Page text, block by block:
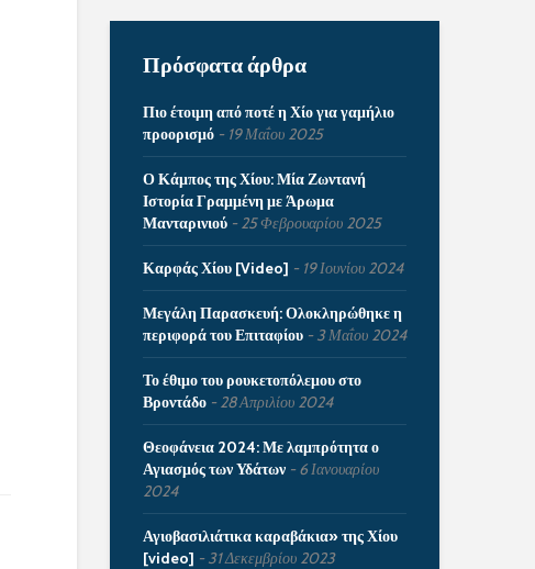
Πρόσφατα άρθρα
Πιο έτοιμη από ποτέ η Χίο για γαμήλιο
προορισμό
19 Μαΐου 2025
Ο Κάμπος της Χίου: Μία Ζωντανή
Ιστορία Γραμμένη με Άρωμα
Μανταρινιού
25 Φεβρουαρίου 2025
Καρφάς Χίου [Video] 19 Ιουνίου 2024
Μεγάλη Παρασκευή: Ολοκληρώθηκε η
περιφορά του Επιταφίου
3 Μαΐου 2024
Το έθιμο του ρουκετοπόλεμου στο
Βροντάδο
28 Απριλίου 2024
Θεοφάνεια 2024: Με λαμπρότητα ο
Αγιασμός των Υδάτων
6 Ιανουαρίου
2024
Αγιοβασιλιάτικα καραβάκια» της Χίου
[video]
31 Δεκεμβρίου 2023